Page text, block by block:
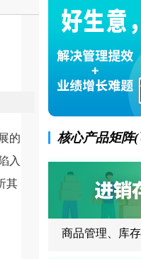
的
入
其
核心产品矩阵
商品管理、库